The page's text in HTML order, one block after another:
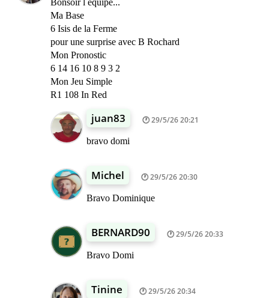
Ma Base
6 Isis de la Ferme
pour une surprise avec B Rochard
Mon Pronostic
6 14 16 10 8 9 3 2
Mon Jeu Simple
R1 108 In Red
juan83 29/5/26 20:21
bravo domi
Michel 29/5/26 20:30
Bravo Dominique
BERNARD90 29/5/26 20:33
Bravo Domi
Tinine 29/5/26 20:34